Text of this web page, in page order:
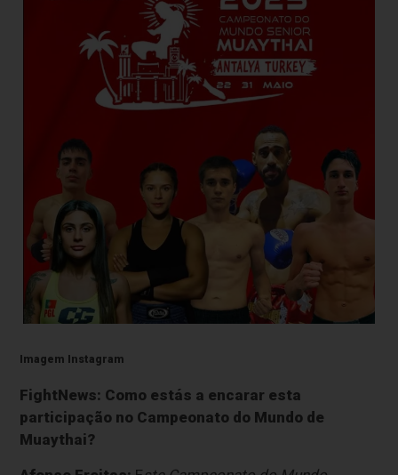
Imagem Instagram
FightNews: Como estás a encarar esta
participação no Campeonato do Mundo de
Muaythai?